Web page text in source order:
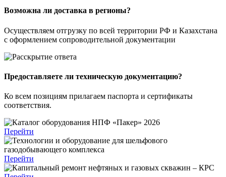
Возможна ли доставка в регионы?
Осуществляем отгрузку по всей территории РФ и Казахстана
с оформлением сопроводительной документации
Предоставляете ли техническую документацию?
Ко всем позициям прилагаем паспорта и сертификаты
соответствия.
Перейти
Перейти